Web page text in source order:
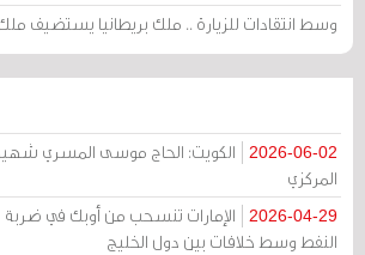
وسط انتقادات للزيارة .. ملك بريطانيا يستضيف
2026-06-02
الكويت: الحاج موسى المسري
المركزي
2026-04-29
الإمارات تنسحب من أوبك في
النفط وسط خلافات بين دول الخليج